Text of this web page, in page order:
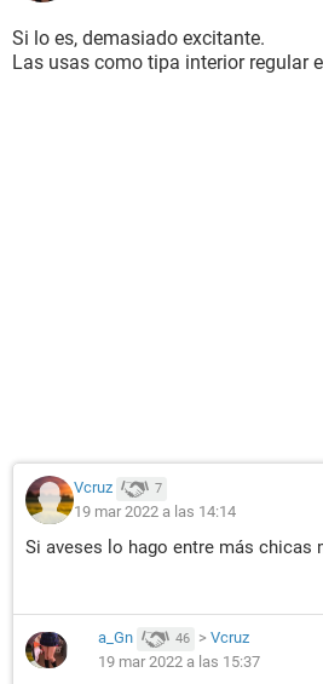
Si lo es, demasiado excitante.
Las usas como tipa interior regular
Vcruz 7
19 mar 2022 a las 14:14
Si aveses lo hago entre más chicas
a_Gn 46 > Vcruz
19 mar 2022 a las 15:37